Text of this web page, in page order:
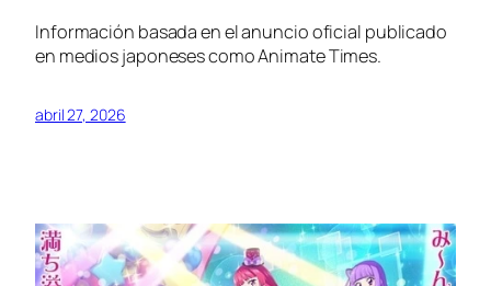
Información basada en el anuncio oficial publicado
en medios japoneses como Animate Times.
abril 27, 2026